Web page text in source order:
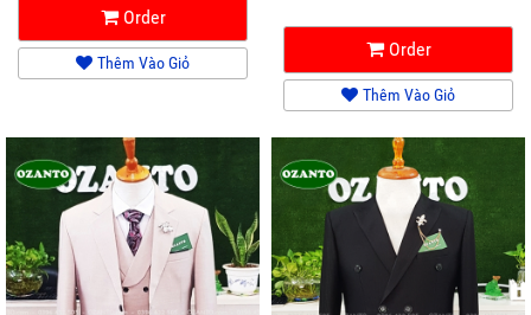
Order
Thêm Vào Giỏ
Order
Thêm Vào Giỏ